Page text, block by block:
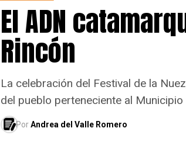
El ADN
Rincón
La celebración del Festival de la
del pueblo perteneciente al Municipio
PorAndrea del Valle Romero